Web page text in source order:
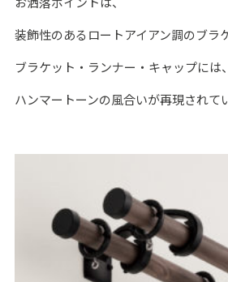
装飾性のあるロートアイアン調のブラ
ブラケット・ランナー・キャップには
ハンマートーンの風合いが再現されて